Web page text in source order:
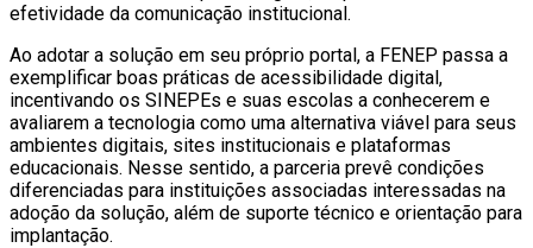
efetividade da comunicação institucional.
Ao adotar a solução em seu próprio portal, a FENEP passa a
exemplificar boas práticas de acessibilidade digital,
incentivando os SINEPEs e suas escolas a conhecerem e
avaliarem a tecnologia como uma alternativa viável para seus
ambientes digitais, sites institucionais e plataformas
educacionais. Nesse sentido, a parceria prevê condições
diferenciadas para instituições associadas interessadas na
adoção da solução, além de suporte técnico e orientação para
implantação.